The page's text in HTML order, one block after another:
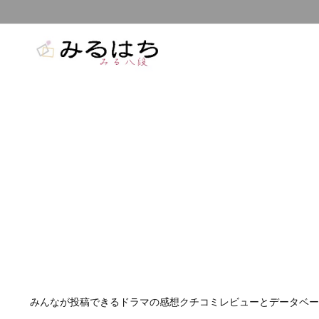
みんなが投稿できるドラマの感想クチコミレビューとデータベ